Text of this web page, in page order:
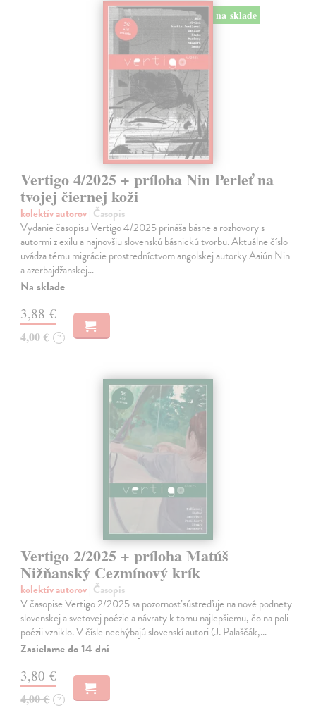
na sklade
Vertigo 4/2025 + príloha Nin Perleť na
tvojej čiernej koži
kolektív autorov| Časopis
Vydanie časopisu Vertigo 4/2025 prináša básne a rozhovory s
autormi z exilu a najnovšiu slovenskú básnickú tvorbu. Aktuálne číslo
uvádza tému migrácie prostredníctvom angolskej autorky Aaiún Nin
a azerbajdžanskej…
Na sklade
3,88 €
4,00 € ?
Vertigo 2/2025 + príloha Matúš
Nižňanský Cezmínový krík
kolektív autorov| Časopis
V časopise Vertigo 2/2025 sa pozornosť sústreďuje na nové podnety
slovenskej a svetovej poézie a návraty k tomu najlepšiemu, čo na poli
poézii vzniklo. V čísle nechýbajú slovenskí autori (J. Palaščák,…
Zasielame do 14 dní
3,80 €
4,00 € ?